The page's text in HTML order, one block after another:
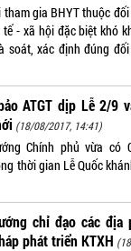
gia BHYT thuộc
- xã hội đặc biệt khó
xác định đúng
ATGT dịp Lễ 2/9
(18/08/2017, 14:41)
Chính phủ vừa có
thời gian Lễ Quốc
chỉ đạo các địa
phát triển KTXH